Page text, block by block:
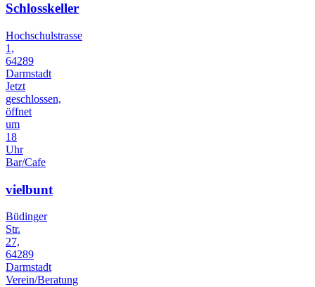
Schlosskeller
Hochschulstrasse
1,
64289
Darmstadt
Jetzt
geschlossen,
öffnet
um
18
Uhr
Bar/Cafe
vielbunt
Büdinger
Str.
27,
64289
Darmstadt
Verein/Beratung